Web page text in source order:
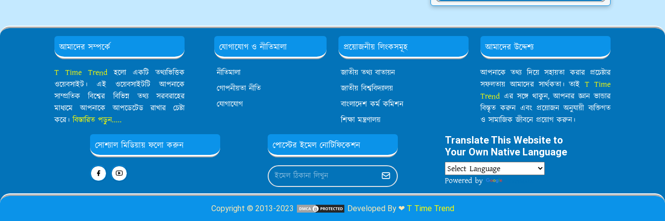
আমাদের সম্পর্কে
T Time Trend হলো একটি তথ্যভিত্তিক
ওয়েবসাইট। এই ওয়েবসাইটটি আপনাকে
সাম্প্রতিক বিশ্বের বিভিন্ন তথ্য সরবরাহের
মাধ্যমে আপনাকে আপডেটেড রাখার চেষ্টা
করে।বিস্তারিত পড়ুন.....
যোগাযোগ ও নীতিমালা
নীতিমালা
গোপনীয়তা নীতি
যোগাযোগ
প্রয়োজনীয় লিংকসমূহ
জাতীয় তথ্য বাতায়ন
জাতীয় বিশ্ববিদ্যালয়
বাংলাদেশ কর্ম কমিশন
শিক্ষা মন্ত্রণালয়
আমাদের উদ্দেশ্য
আপনাকে তথ্য দিয়ে সহায়তা করার প্রচেষ্টার
সফলতায় আমাদের সার্থকতা। তাইT Time
Trend এর সঙ্গে থাকুন, আপনার জ্ঞান ভান্ডার
বিস্তৃত করুন এবং প্রয়োজন অনুযায়ী ব্যক্তিগত
ও সামাজিক জীবনে প্রয়োগ করুন।
সোশ্যাল মিডিয়ায় ফলো করুন পোস্টের ইমেল নোটিফিকেশন
Translate This Website to
Your Own Native Language
Powered by
Copyright © 2013-2023 Developed By ❤ T Time Trend